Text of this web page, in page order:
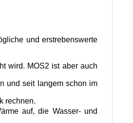
und erstrebenswerte
wird. MOS2 ist aber auch
und seit langem schon im
rechnen.
auf, die Wasser- und